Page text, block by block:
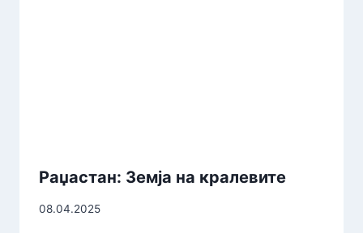
Раџастан: Земја на кралевите
08.04.2025